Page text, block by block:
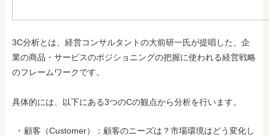
3C分析とは、経営コンサルタントの大前研一氏が提唱した、企
業の商品・サービスのポジショニングの把握に使われる経営戦略
のフレームワークです。
具体的には、以下にある3つのCの観点から分析を行います。
顧客（Customer）：顧客のニーズは？市場環境はどう変化し